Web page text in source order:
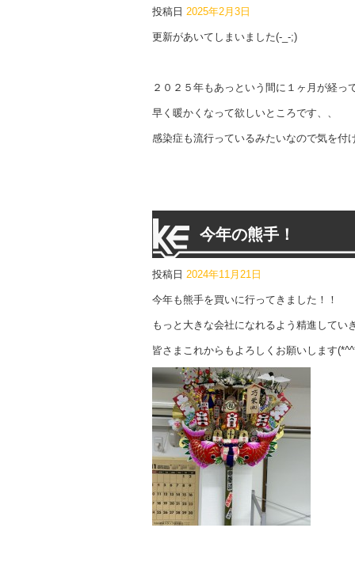
投稿日 2025年2月3日
更新があいてしまいました(-_-;)
２０２５年もあっという間に１ヶ月が経っ
早く暖かくなって欲しいところです、、
感染症も流行っているみたいなので気を付
今年の熊手！
投稿日 2024年11月21日
今年も熊手を買いに行ってきました！！
もっと大きな会社になれるよう精進してい
皆さまこれからもよろしくお願いします